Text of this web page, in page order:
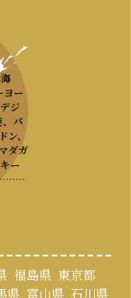
ヨー
ジ
、パ
ン、
ダガ
ー
………
福島県 東京都
県 富山県 石川県